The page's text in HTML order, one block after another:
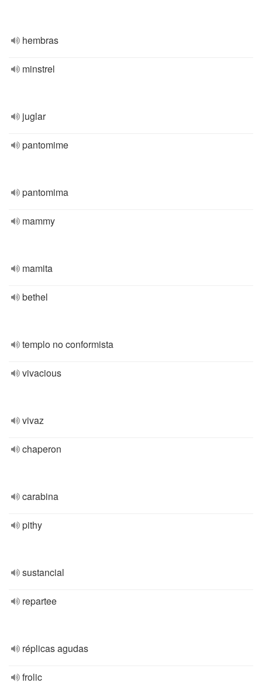
hembras
minstrel
juglar
pantomime
pantomima
mammy
mamita
bethel
templo no conformista
vivacious
vivaz
chaperon
carabina
pithy
sustancial
repartee
réplicas agudas
frolic